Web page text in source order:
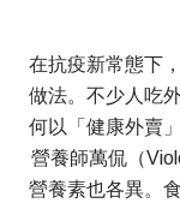
在抗疫新常態下
做法。不少人吃
何以「健康外賣
營養師萬侃（
營養素也各異。